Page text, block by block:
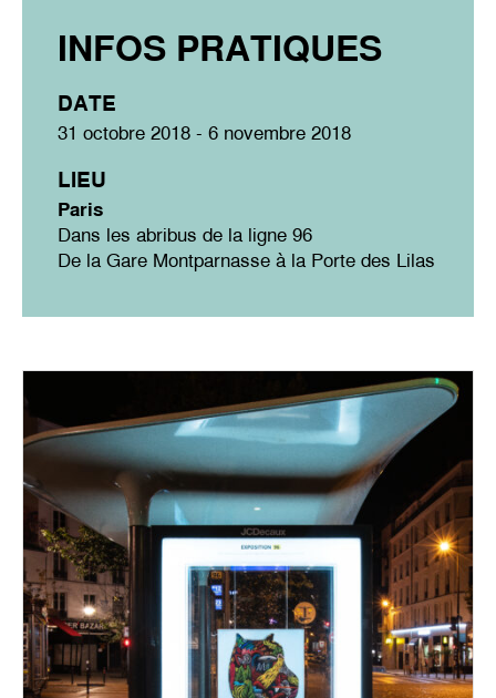
INFOS PRATIQUES
DATE
31 octobre 2018 - 6 novembre 2018
LIEU
Paris
Dans les abribus de la ligne 96
De la Gare Montparnasse à la Porte des Lilas